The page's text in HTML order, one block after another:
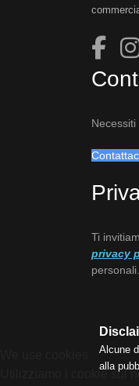
Ti
privacy
personali.
Alcune
alla
Utilizziamo i cookie sul